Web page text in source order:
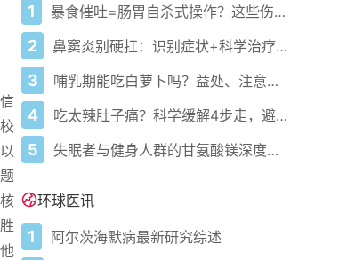
1 暴食催吐=肠胃自杀式操作？这些伤害你必须知道
2 鼻窦炎别硬扛：识别症状+科学治疗+避坑指南
3 哺乳期能吃白萝卜吗？益处、注意事项一次说清
4 吃太辣肚子痛？科学缓解4步走，避免“辣出胃炎”
5 失眠者与健身人群的甘氨酸镁深度指南：从助眠到缓解肌肉酸痛
环球医讯
1 阿尔茨海默病最新研究综述